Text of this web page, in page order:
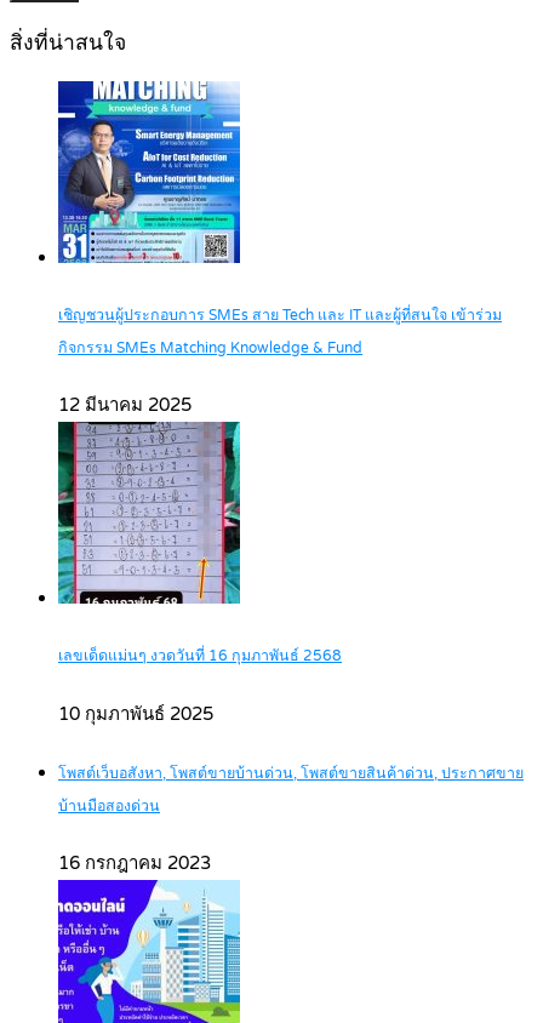
สิ่งที่น่าสนใจ
เชิญชวนผู้ประกอบการ SMEs สาย Tech และ IT และผู้ที่สนใจ เข้าร่วม
กิจกรรม SMEs Matching Knowledge & Fund
12 มีนาคม 2025
เลขเด็ดแม่นๆ งวดวันที่ 16 กุมภาพันธ์ 2568
10 กุมภาพันธ์ 2025
โพสต์เว็บอสังหา, โพสต์ขายบ้านด่วน, โพสต์ขายสินค้าด่วน, ประกาศขาย
บ้านมือสองด่วน
16 กรกฎาคม 2023